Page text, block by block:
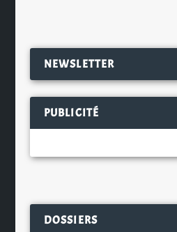
NEWSLETTER
PUBLICITÉ
DOSSIERS